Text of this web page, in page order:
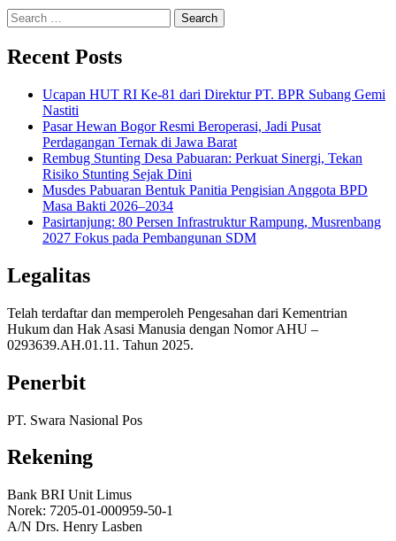
Search
for:
Recent Posts
Ucapan HUT RI Ke-81 dari Direktur PT. BPR Subang Gemi
Nastiti
Pasar Hewan Bogor Resmi Beroperasi, Jadi Pusat
Perdagangan Ternak di Jawa Barat
Rembug Stunting Desa Pabuaran: Perkuat Sinergi, Tekan
Risiko Stunting Sejak Dini
Musdes Pabuaran Bentuk Panitia Pengisian Anggota BPD
Masa Bakti 2026–2034
Pasirtanjung: 80 Persen Infrastruktur Rampung, Musrenbang
2027 Fokus pada Pembangunan SDM
Legalitas
Telah terdaftar dan memperoleh Pengesahan dari Kementrian
Hukum dan Hak Asasi Manusia dengan Nomor AHU –
0293639.AH.01.11. Tahun 2025.
Penerbit
PT. Swara Nasional Pos
Rekening
Bank BRI Unit Limus
Norek: 7205-01-000959-50-1
A/N Drs. Henry Lasben